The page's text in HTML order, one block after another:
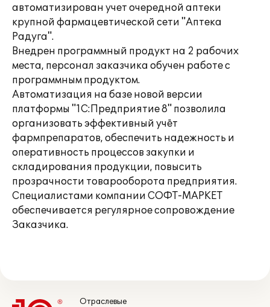
автоматизирован учет очередной аптеки
крупной фармацевтической сети "Аптека
Радуга".
Внедрен программный продукт на 2 рабочих
места, персонал заказчика обучен работе с
программным продуктом.
Автоматизация на базе новой версии
платформы "1С:Предприятие 8" позволила
организовать эффективный учёт
фармпрепаратов, обеспечить надежность и
оперативность процессов закупки и
складирования продукции, повысить
прозрачности товарооборота предприятия.
Специалистами компании СОФТ-МАРКЕТ
обеспечивается регулярное сопровождение
Заказчика.
Отраслевые